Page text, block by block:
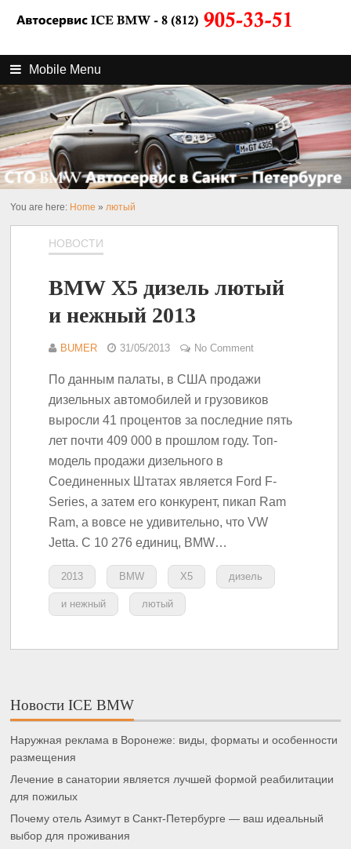
Mobile Menu
You are here: Home »лютый
НОВОСТИ
BMW X5 дизель лютый
и нежный 2013
BUMER 31/05/2013 No Comment
По данным палаты, в США продажи
дизельных автомобилей и грузовиков
выросли 41 процентов за последние пять
лет почти 409 000 в прошлом году. Топ-
модель продажи дизельного в
Соединенных Штатах является Ford F-
Series, а затем его конкурент, пикап Ram
Ram, а вовсе не удивительно, что VW
Jetta. С 10 276 единиц, BMW…
2013 BMW X5 дизель
и нежный лютый
Новости ICE BMW
Наружная реклама в Воронеже: виды, форматы и особенности
размещения
Лечение в санатории является лучшей формой реабилитации
для пожилых
Почему отель Азимут в Санкт-Петербурге — ваш идеальный
выбор для проживания